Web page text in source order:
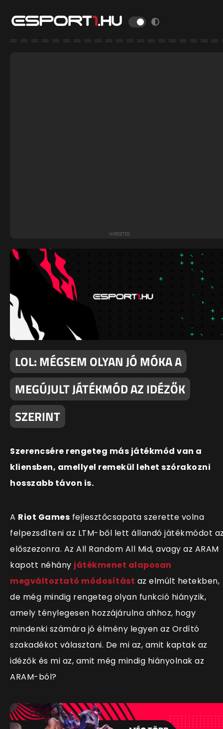
LOL: MÉGSEM OLYAN JÓ MÓKA A
MEGÚJULT JÁTÉKMÓD AZ IDÉZŐK
SZERINT
Szerencsére rengeteg más játékmód van a
kliensben, amellyel remekül lehet szórakozni
hosszabb távon is.
A Riot Games fejlesztőcsapata szerette volna
felpezsdíteni az LTM-ből lett állandó játékmódot
előszezonra. Az All Random All Mid, avagy az ARAM
kapott néhány játékmenet alaposan
megváltoztató módosítást az elmúlt hetekben,
de még mindig rengeteg olyan funkció hiányzik,
amely ténylegesen hozzájárulna ahhoz, hogy
mindenki számára jó élmény legyen az Ordító
szakadékot választani. De mi az, amit kaptak az
idézők és mi az, amit még mindig hiányolnak az
ARAM-ból?